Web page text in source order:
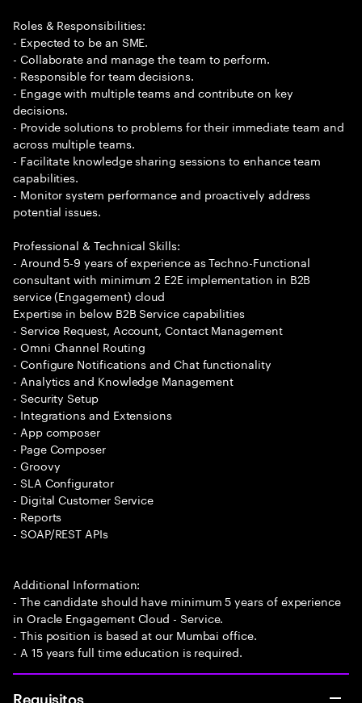
Roles & Responsibilities:
- Expected to be an SME.
- Collaborate and manage the team to perform.
- Responsible for team decisions.
- Engage with multiple teams and contribute on key
decisions.
- Provide solutions to problems for their immediate team and
across multiple teams.
- Facilitate knowledge sharing sessions to enhance team
capabilities.
- Monitor system performance and proactively address
potential issues.
Professional & Technical Skills:
- Around 5-9 years of experience as Techno-Functional
consultant with minimum 2 E2E implementation in B2B
service (Engagement) cloud
Expertise in below B2B Service capabilities
- Service Request, Account, Contact Management
- Omni Channel Routing
- Configure Notifications and Chat functionality
- Analytics and Knowledge Management
- Security Setup
- Integrations and Extensions
- App composer
- Page Composer
- Groovy
- SLA Configurator
- Digital Customer Service
- Reports
- SOAP/REST APIs
Additional Information:
- The candidate should have minimum 5 years of experience
in Oracle Engagement Cloud - Service.
- This position is based at our Mumbai office.
- A 15 years full time education is required.
Requisitos